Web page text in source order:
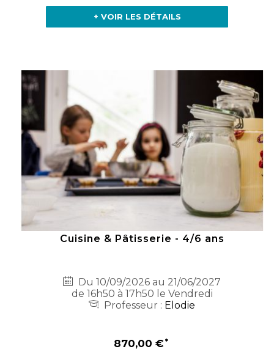
+ VOIR LES DÉTAILS
Cuisine & Pâtisserie - 4/6 ans
Du 10/09/2026 au 21/06/2027
de 16h50 à 17h50 le Vendredi
Professeur : Elodie
870,00 €